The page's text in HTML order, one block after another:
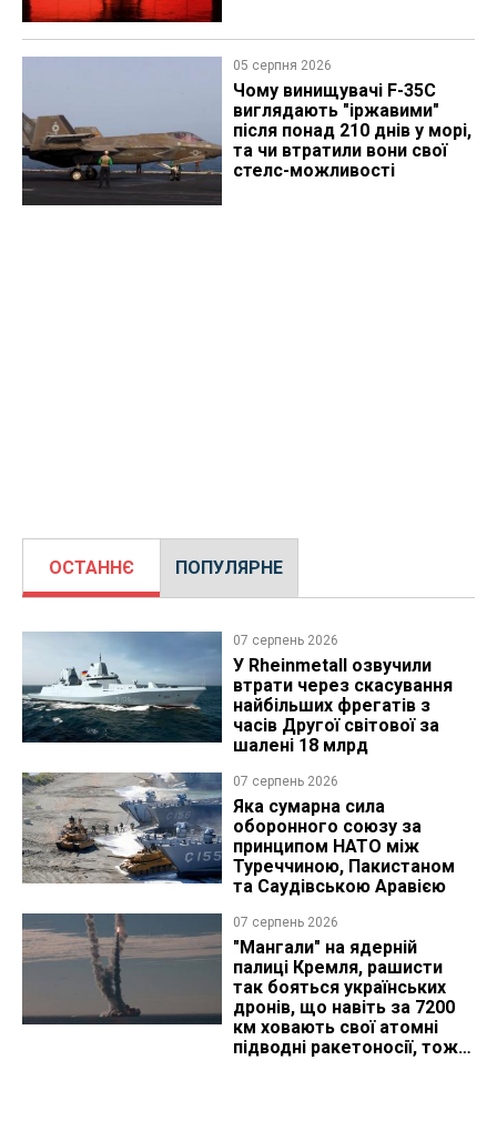
05 серпня 2026
Чому винищувачі F-35C
виглядають "іржавими"
після понад 210 днів у морі,
та чи втратили вони свої
стелс-можливості
ОСТАННЄ ПОПУЛЯРНЕ
07 серпень 2026
У Rheinmetall озвучили
втрати через скасування
найбільших фрегатів з
часів Другої світової за
шалені 18 млрд
07 серпень 2026
Яка сумарна сила
оборонного союзу за
принципом НАТО між
Туреччиною, Пакистаном
та Саудівською Аравією
07 серпень 2026
"Мангали" на ядерній
палиці Кремля, рашисти
так бояться українських
дронів, що навіть за 7200
км ховають свої атомні
підводні ракетоносії, тож